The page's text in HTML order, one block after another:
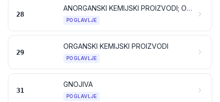
28
ANORGANSKI KEMIJSKI PROIZVODI; ORGANSKI ILI ANORGANSKI SPOJEVI PLEMENITIH KOVINA, KOVINA RIJETKIH ZEMALJA, RADIOAKTIVNIH ELEMENATA ILI IZOTOPA
POGLAVLJE
29
ORGANSKI KEMIJSKI PROIZVODI
POGLAVLJE
31
GNOJIVA
POGLAVLJE